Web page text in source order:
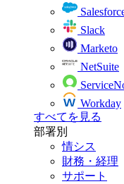
Slack
Marketo
NetSuite
Workday
すべてを見る
部署別
情シス
財務・経理
サポート